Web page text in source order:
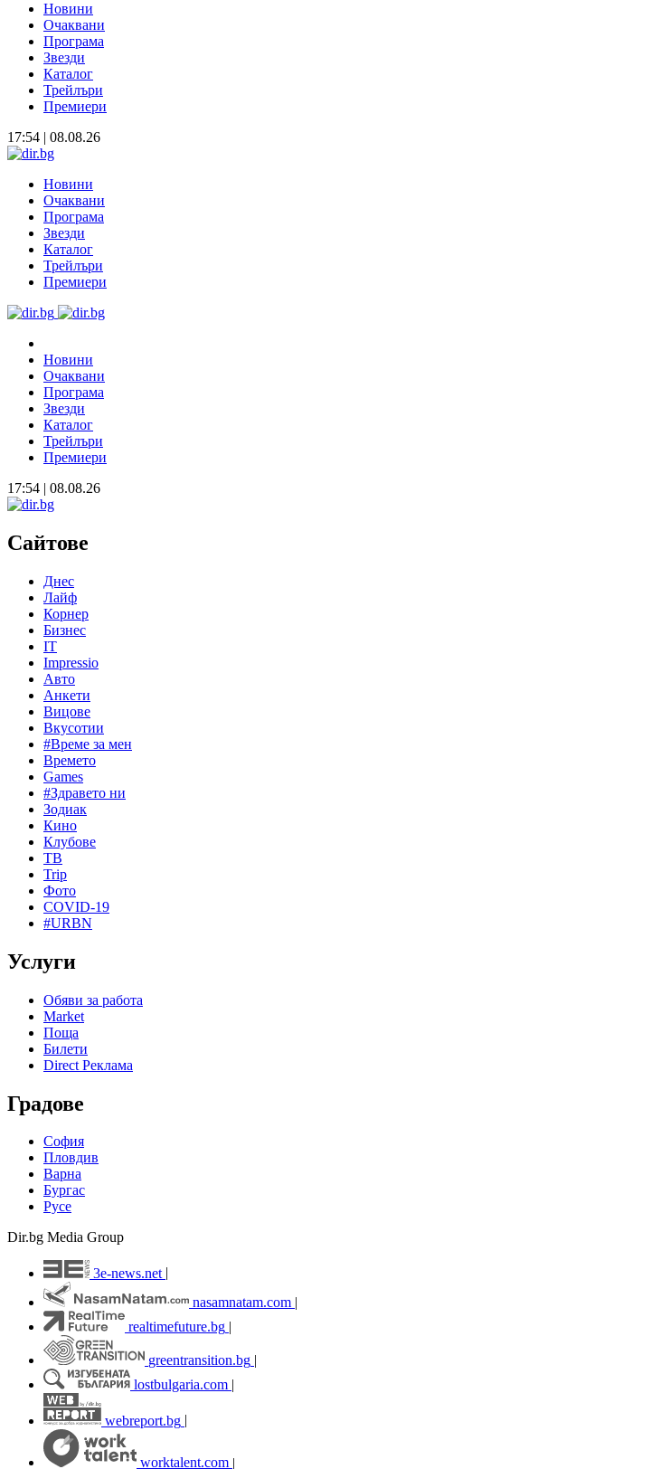
Новини
Очаквани
Програма
Звезди
Каталог
Трейлъри
Премиери
17:54 | 08.08.26
Новини
Очаквани
Програма
Звезди
Каталог
Трейлъри
Премиери
Новини
Очаквани
Програма
Звезди
Каталог
Трейлъри
Премиери
17:54 | 08.08.26
Сайтове
Днес
Лайф
Корнер
Бизнес
IT
Impressio
Авто
Анкети
Вицове
Вкусотии
#Време за мен
Времето
Games
#Здравето ни
Зодиак
Кино
Клубове
ТВ
Trip
Фото
COVID-19
#URBN
Услуги
Обяви за работа
Market
Поща
Билети
Direct Реклама
Градове
София
Пловдив
Варна
Бургас
Русе
Dir.bg Media Group
3e-news.net
nasamnatam.com |
realtimefuture.bg |
greentransition.bg |
lostbulgaria.com |
webreport.bg
worktalent.com |